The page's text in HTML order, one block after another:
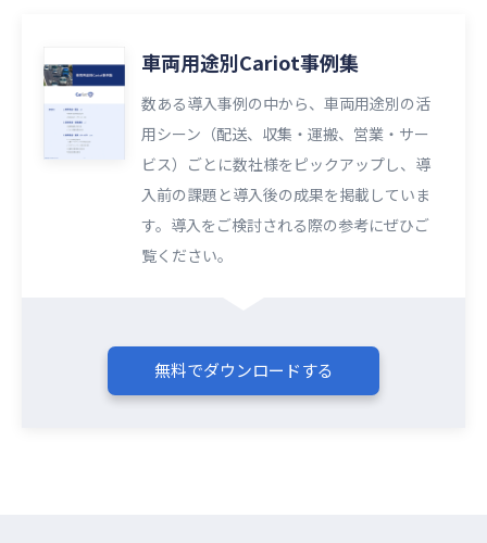
車両用途別Cariot事例集
数ある導入事例の中から、車両用途別の活
用シーン（配送、収集・運搬、営業・サー
ビス）ごとに数社様をピックアップし、導
入前の課題と導入後の成果を掲載していま
す。導入をご検討される際の参考にぜひご
覧ください。​​
無料でダウンロードする